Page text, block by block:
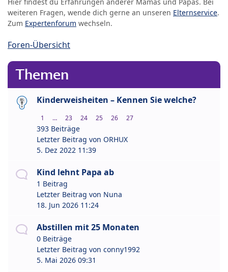
weiteren Fragen, wende dich gerne an unseren Elternservice.
Zum Expertenforum wechseln.
Foren-Übersicht
Themen
Kinderweisheiten – Kennen Sie welche?
1 … 23 24 25 26 27
393 Beiträge
Letzter Beitrag von ORHUX
5. Dez 2022 11:39
Kind lehnt Papa ab
1 Beitrag
Letzter Beitrag von Nuna
18. Jun 2026 11:24
Abstillen mit 25 Monaten
0 Beiträge
Letzter Beitrag von conny1992
5. Mai 2026 09:31